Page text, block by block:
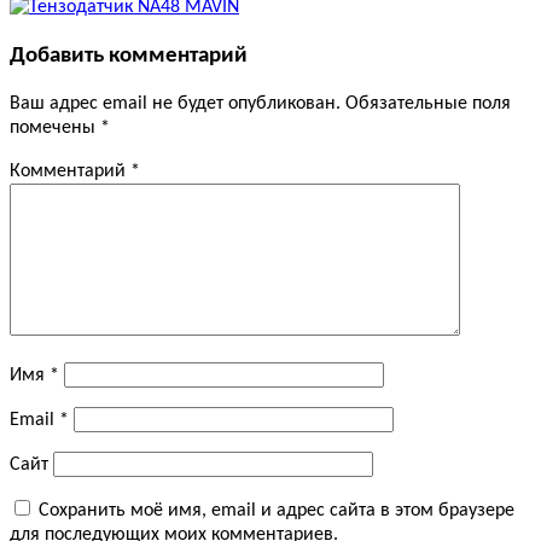
Добавить комментарий
Ваш адрес email не будет опубликован. Обязательные поля
помечены *
Комментарий *
Имя *
Email *
Сайт
Сохранить моё имя, email и адрес сайта в этом браузере
для последующих моих комментариев.